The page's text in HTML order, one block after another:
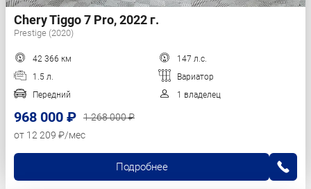
Chery Tiggo 7 Pro, 2022 г.
Prestige (2020)
42 366 км
147 л.с.
1.5 л.
Вариатор
Передний
1 владелец
968 000 ₽
1 268 000 ₽
от 12 209 ₽/мес
Подробнее